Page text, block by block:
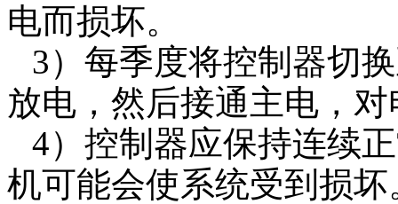
电而损坏。
3）每季度将控制器切
放电，然后接通主电，
4）控制器应保持连续
机可能会使系统受到损坏